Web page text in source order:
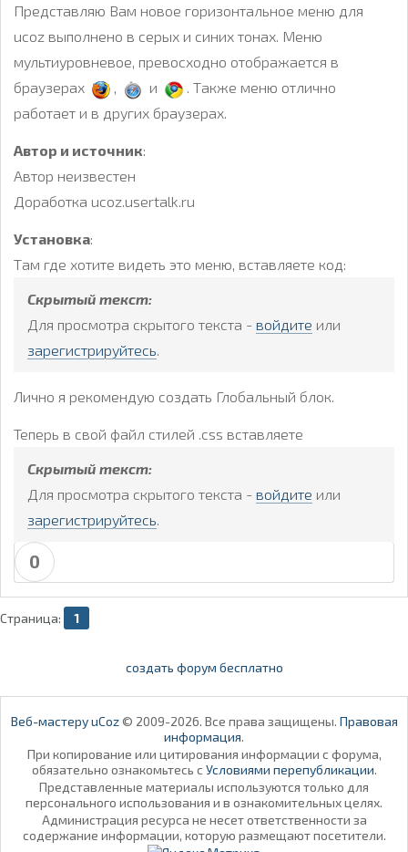
Представляю Вам новое горизонтальное меню для
ucoz выполнено в серых и синих тонах. Меню
мультиуровневое, превосходно отображается в
браузерах
, и
. Также меню отлично
работает и в других браузерах.
Автор и источник:
Автор неизвестен
Доработка ucoz.usertalk.ru
Установка:
Там где хотите видеть это меню, вставляете код:
Скрытый текст:
Для просмотра скрытого текста - войдите или
зарегистрируйтесь.
Лично я рекомендую создать Глобальный блок.
Теперь в свой файл стилей .css вставляете
Скрытый текст:
Для просмотра скрытого текста - войдите или
зарегистрируйтесь.
0
Страница: 1
создать форум бесплатно
Веб-мастеру uCoz© 2009-2026. Все права защищены. Правовая
информация.
При копирование или цитирования информации с форума,
обязательно ознакомьтесь с Условиями перепубликации.
Представленные материалы используются только для
персонального использования и в ознакомительных целях.
Администрация ресурса не несет ответственности за
содержание информации, которую размещают посетители.